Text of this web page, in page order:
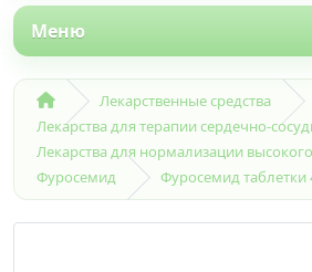
Меню
Лекарственные средства
Лекарства для терапии сердечно-
Лекарства для нормализации
Фуросемид
Фуросемид таблетки